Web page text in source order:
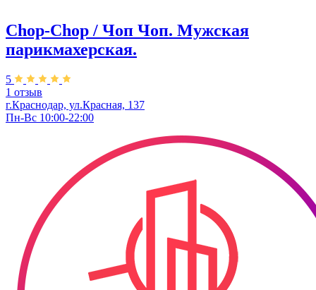
Chop-Chop / Чоп Чоп. ​Мужская
парикмахерская.
5
1 отзыв
г.Краснодар, ул.​Красная, 137
Пн-Вс 10:00-22:00